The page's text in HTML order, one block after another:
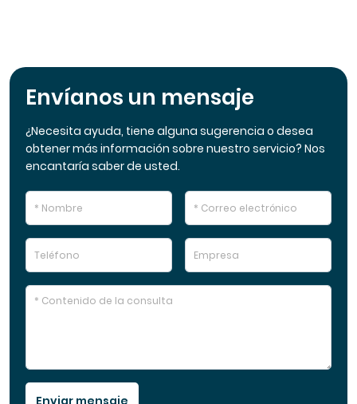
Envíanos un mensaje
¿Necesita ayuda, tiene alguna sugerencia o desea
obtener más información sobre nuestro servicio? Nos
encantaría saber de usted.